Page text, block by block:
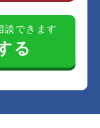
談できます
る